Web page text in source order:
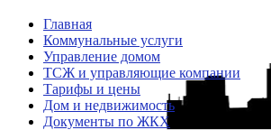
Главная
Коммунальные услуги
Управление домом
ТСЖ и управляющие компании
Тарифы и цены
Дом и недвижимость
Документы по ЖКХ